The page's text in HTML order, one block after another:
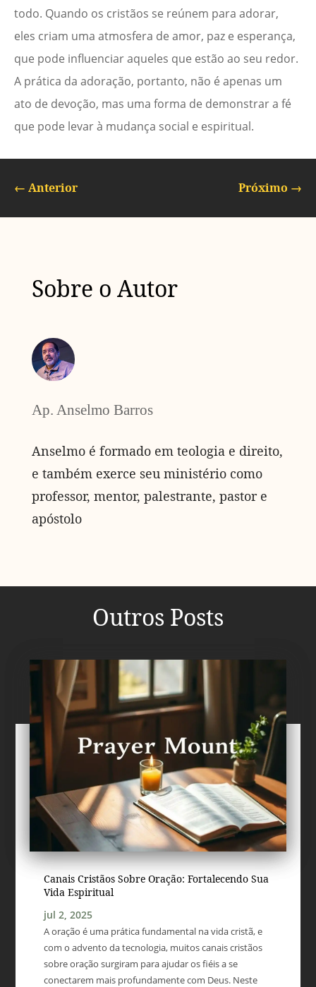
todo. Quando os cristãos se reúnem para adorar,
eles criam uma atmosfera de amor, paz e esperança,
que pode influenciar aqueles que estão ao seu redor.
A prática da adoração, portanto, não é apenas um
ato de devoção, mas uma forma de demonstrar a fé
que pode levar à mudança social e espiritual.
← Anterior Próximo →
Sobre o Autor
Ap. Anselmo Barros
Anselmo é formado em teologia e direito,
e também exerce seu ministério como
professor, mentor, palestrante, pastor e
apóstolo
Outros Posts
Canais Cristãos Sobre Oração: Fortalecendo Sua
Vida Espiritual
jul 2, 2025
A oração é uma prática fundamental na vida cristã, e
com o advento da tecnologia, muitos canais cristãos
sobre oração surgiram para ajudar os fiéis a se
conectarem mais profundamente com Deus. Neste